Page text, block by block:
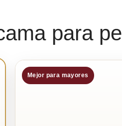
para
Mejor para mayores